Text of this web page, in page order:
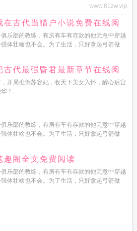
www.81zw.vip
在古代当猎户小说免费在线阅
乐部的教练，有房有车有存款的他无意中穿越
体壮啥也不会。为了生活，只好拿起弓箭做
古代最强昏君最新章节在线阅
开局推倒苏容妃，收天下美女入怀，醉心后宫
！...
乐部的教练，有房有车有存款的他无意中穿越
体壮啥也不会。为了生活，只好拿起弓箭做
趣阁全文免费阅读
乐部的教练，有房有车有存款的他无意中穿越
体壮啥也不会。为了生活，只好拿起弓箭做